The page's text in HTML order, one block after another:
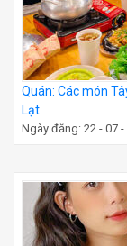
Quán: Các món
Lạt
Ngày đăng: 22 - 07 -